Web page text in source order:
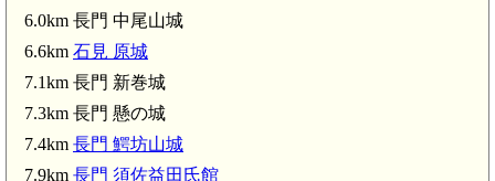
6.0km 長門 中尾山城
6.6km 石見 原城
7.1km 長門 新巻城
7.3km 長門 懸の城
7.4km 長門 鰐坊山城
7.9km 長門 須佐益田氏館